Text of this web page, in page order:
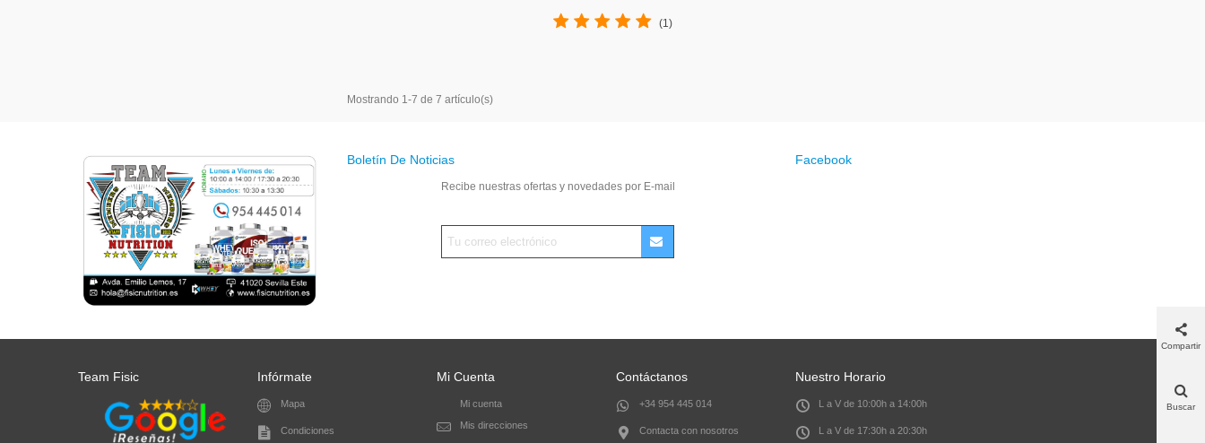
GR
(1)
Mostrando 1-7 de 7 artículo(s)
Boletín De Noticias
Recibe nuestras ofertas y novedades por E-mail
Facebook
Team Fisic Infórmate
Mapa
Condiciones
Mi Cuenta
Mi cuenta
Mis direcciones
Contáctanos
+34 954 445 014
Contacta con nosotros
Nuestro Horario
L a V de 10:00h a 14:00h
L a V de 17:30h a 20:30h
Compartir
Buscar